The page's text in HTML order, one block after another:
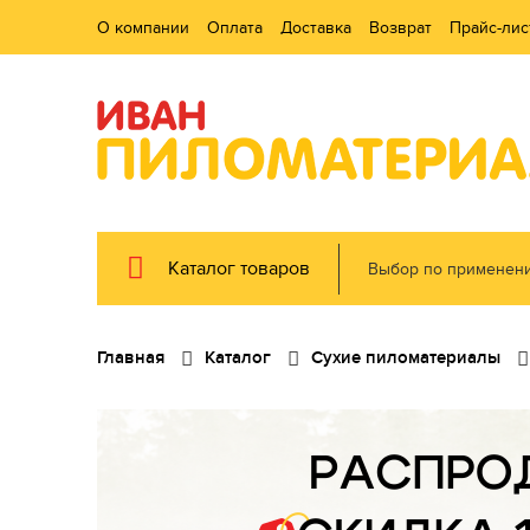
О компании Оплата Доставка Возврат Прайс-
Каталог товаров Выбор по
Главная Каталог Сухие пиломатериалы